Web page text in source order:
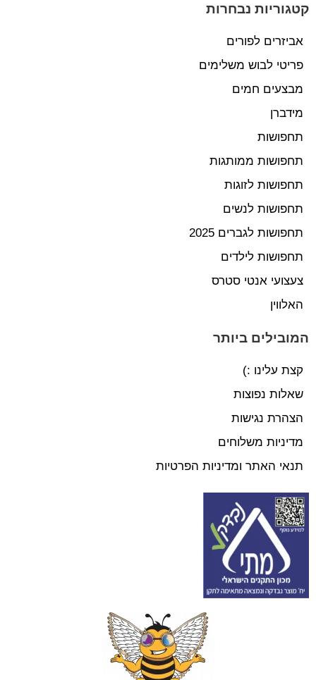
קטגוריות נבחרות
אביזרים לפורים
פריטי לבוש משלימים
מבצעים חמים
מידברן
תחפושות
תחפושות ממותגות
תחפושות לזוגות
תחפושות לנשים
תחפושות לגברים 2025
תחפושות לילדים
צעצועי אנטי סטרס
האלווין
המובילים ביותר
קצת עלינו :)
שאלות נפוצות
הצהרת נגישות
מדיניות משלוחים
תנאי האתר ומדיניות הפרטיות